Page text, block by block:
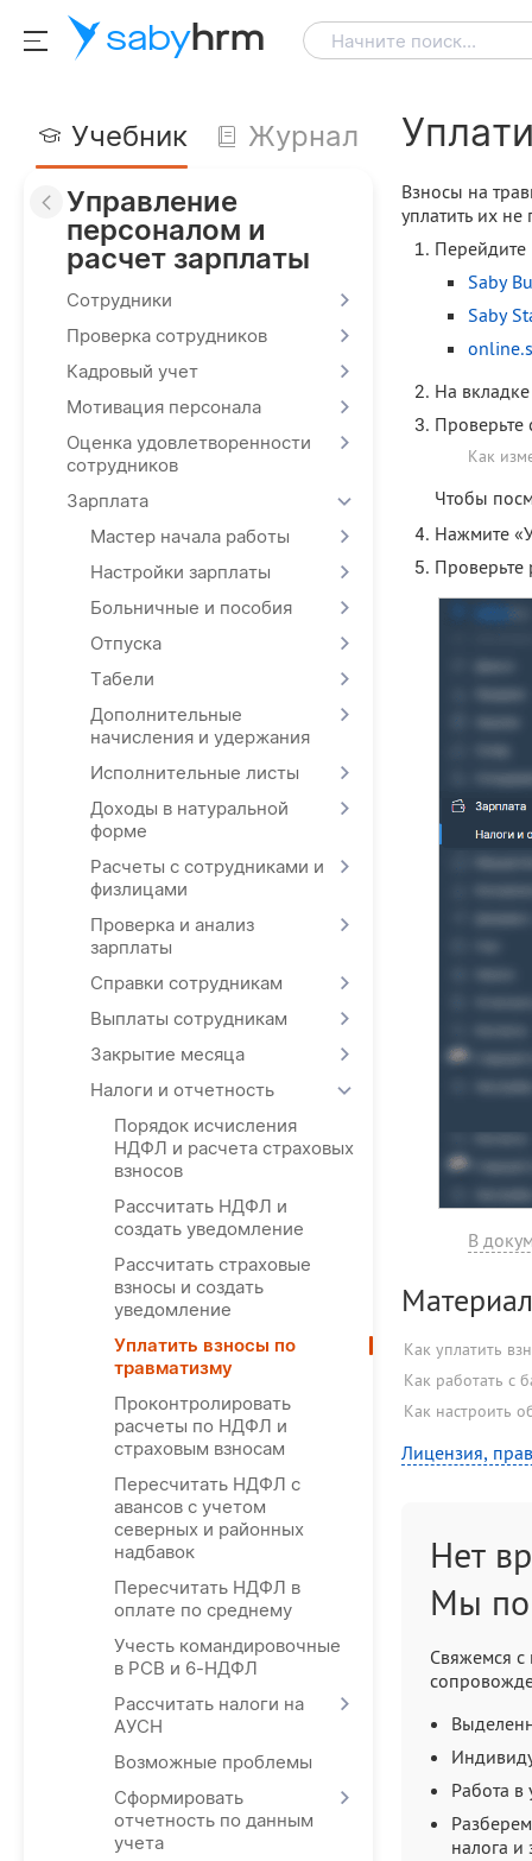
sabyhrm Начните поиск...
Учебник
Журнал
Управление
персоналом и
расчет зарплаты
Сотрудники
Проверка сотрудников
Кадровый учет
Мотивация персонала
Оценка удовлетворенности
сотрудников
Зарплата
Мастер начала работы
Настройки зарплаты
Больничные и пособия
Отпуска
Табели
Дополнительные
начисления и удержания
Исполнительные листы
Доходы в натуральной
форме
Расчеты с сотрудниками и
физлицами
Проверка и анализ
зарплаты
Справки сотрудникам
Выплаты сотрудникам
Закрытие месяца
Налоги и отчетность
Порядок исчисления
НДФЛ и расчета страховых
взносов
Рассчитать НДФЛ и
создать уведомление
Рассчитать страховые
взносы и создать
уведомление
Уплатить взносы по
травматизму
Проконтролировать
расчеты по НДФЛ и
страховым взносам
Пересчитать НДФЛ с
авансов с учетом
северных и районных
надбавок
Пересчитать НДФЛ в
оплате по среднему
Учесть командировочные
в РСВ и 6-НДФЛ
Рассчитать налоги на
АУСН
Возможные проблемы
Сформировать
отчетность по данным
учета
Взносы на
уплатить их
Перейдите
Saby Bu
Saby
На
Проверьте
Как
Чтобы
Нажмите
Проверьте
В
Как уплатить
Как работать с
Как настроить
Лицензия,
Нет
Мы
Свяжемся с
Работа в
налога и